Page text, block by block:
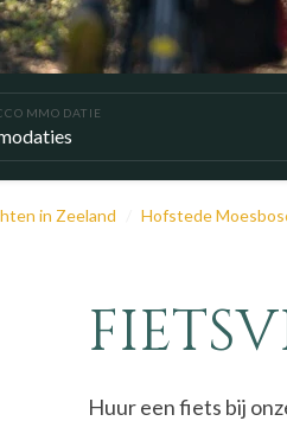
in Zeeland Hofstede
Huur een fiets bij